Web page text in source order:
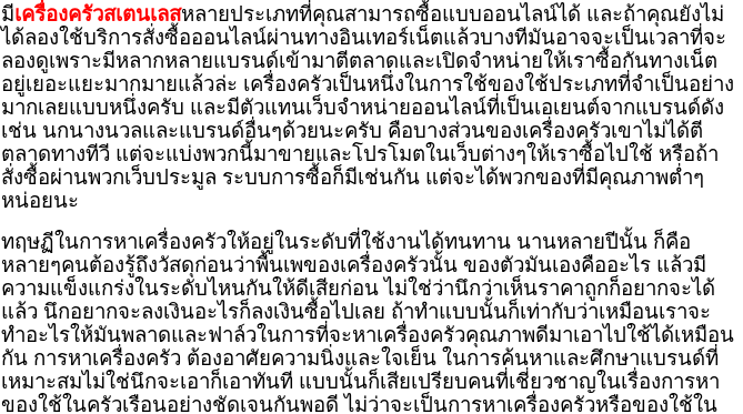
มีเครื่องครัวสเตนเลสหลายประเภทที่คุณสามารถซื้อแบบออนไลน์ได้ และถ้าคุณยังไม่
ได้ลองใช้บริการสั่งซื้อออนไลน์ผ่านทางอินเทอร์เน็ตแล้วบางทีมันอาจจะเป็นเวลาที่จะ
ลองดูเพราะมีหลากหลายแบรนด์เข้ามาตีตลาดและเปิดจำหน่ายให้เราซื้อกันทางเน็ต
อยู่เยอะแยะมากมายแล้วล่ะ เครื่องครัวเป็นหนึ่งในการใช้ของใช้ประเภทที่จำเป็นอย่าง
มากเลยแบบหนึ่งครับ และมีตัวแทนเว็บจำหน่ายออนไลน์ที่เป็นเอเยนต์จากแบรนด์ดัง
เช่น นกนางนวลและแบรนด์อื่นๆด้วยนะครับ คือบางส่วนของเครื่องครัวเขาไม่ได้ตี
ตลาดทางทีวี แต่จะแบ่งพวกนี้มาขายและโปรโมตในเว็บต่างๆให้เราซื้อไปใช้ หรือถ้า
สั่งซื้อผ่านพวกเว็บประมูล ระบบการซื้อก็มีเช่นกัน แต่จะได้พวกของที่มีคุณภาพต่ำๆ
หน่อยนะ
ทฤษฏีในการหาเครื่องครัวให้อยู่ในระดับที่ใช้งานได้ทนทาน นานหลายปีนั้น ก็คือ
หลายๆคนต้องรู้ถึงวัสดุก่อนว่าพื้นเพของเครื่องครัวนั้น ของตัวมันเองคืออะไร แล้วมี
ความแข็งแกร่งในระดับไหนกันให้ดีเสียก่อน ไม่ใช่ว่านึกว่าเห็นราคาถูกก็อยากจะได้
แล้ว นึกอยากจะลงเงินอะไรก็ลงเงินซื้อไปเลย ถ้าทำแบบนั้นก็เท่ากับว่าเหมือนเราจะ
ทำอะไรให้มันพลาดและฟาล์วในการที่จะหาเครื่องครัวคุณภาพดีมาเอาไปใช้ได้เหมือน
กัน การหาเครื่องครัว ต้องอาศัยความนิ่งและใจเย็น ในการค้นหาและศึกษาแบรนด์ที่
เหมาะสมไม่ใช่นึกจะเอาก็เอาทันที แบบนั้นก็เสียเปรียบคนที่เชี่ยวชาญในเรื่องการหา
ของใช้ในครัวเรือนอย่างชัดเจนกันพอดี ไม่ว่าจะเป็นการหาเครื่องครัวหรือของใช้ใน